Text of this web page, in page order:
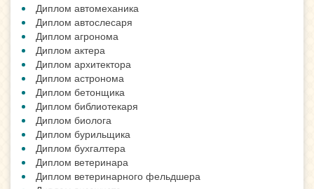
Диплом автомеханика
Диплом автослесаря
Диплом агронома
Диплом актера
Диплом архитектора
Диплом астронома
Диплом бетонщика
Диплом библиотекаря
Диплом биолога
Диплом бурильщика
Диплом бухгалтера
Диплом ветеринара
Диплом ветеринарного фельдшера